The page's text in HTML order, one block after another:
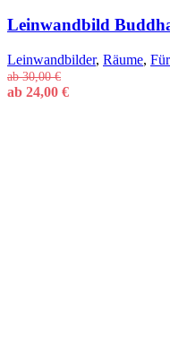
Leinwandbild
Leinwandbilder, Räume,
ab30,00€
ab 24,00 €